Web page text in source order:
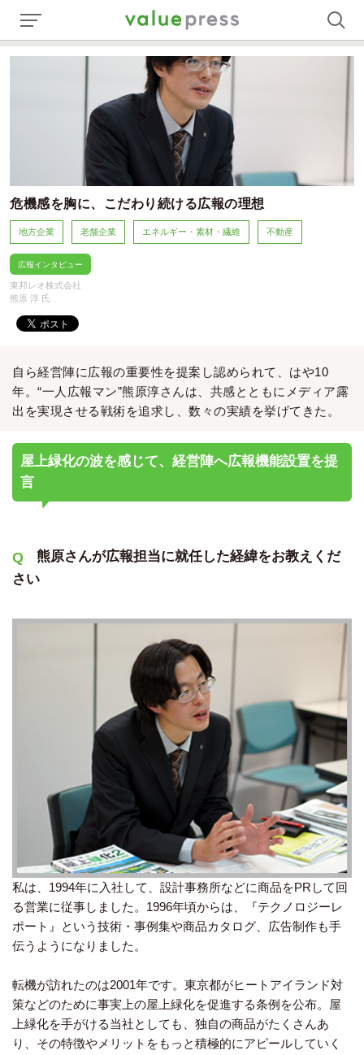
危機感を胸に、こだわり続ける広報の理想
地方企業 老舗企業 エネルギー・素材・繊維 不動産
広報インタビュー
東邦レオ株式会社
熊原 淳 氏
自ら経営陣に広報の重要性を提案し認められて、はや10
年。“一人広報マン”熊原淳さんは、共感とともにメディア露
出を実現させる戦術を追求し、数々の実績を挙げてきた。
屋上緑化の波を感じて、経営陣へ広報機能設置を提
言
熊原さんが広報担当に就任した経緯をお教えくだ
さい
私は、1994年に入社して、設計事務所などに商品をPRして回
る営業に従事しました。1996年頃からは、『テクノロジーレ
ポート』という技術・事例集や商品カタログ、広告制作も手
伝うようになりました。
転機が訪れたのは2001年です。東京都がヒートアイランド対
策などのために事実上の屋上緑化を促進する条例を公布。屋
上緑化を手がける当社としても、独自の商品がたくさんあ
り、その特徴やメリットをもっと積極的にアピールしていく